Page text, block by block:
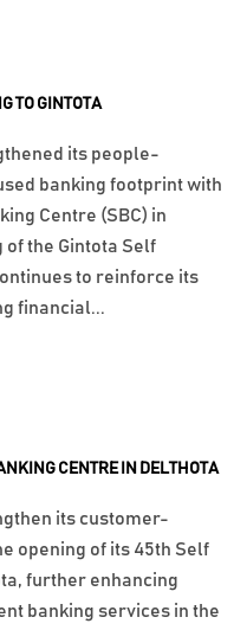
CENTRE IN DELTHOTA
its customer-
opening of its 45th Self
further enhancing
banking services in the
TO GINTOTA
its people-
banking footprint with
Centre (SBC) in
of the Gintota Self
to reinforce its
financial...